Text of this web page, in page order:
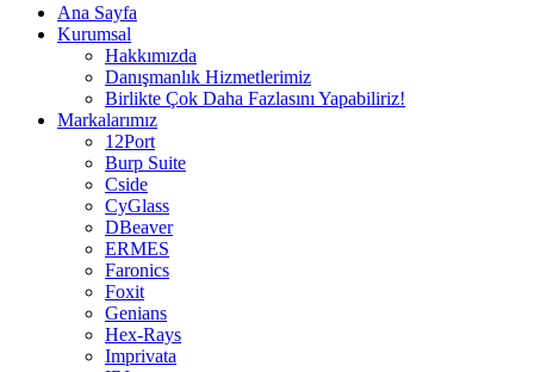
Ana Sayfa
Kurumsal
Hakkımızda
Danışmanlık Hizmetlerimiz
Birlikte Çok Daha Fazlasını Yapabiliriz!
Markalarımız
12Port
Burp Suite
Cside
CyGlass
DBeaver
ERMES
Faronics
Foxit
Genians
Hex-Rays
Imprivata